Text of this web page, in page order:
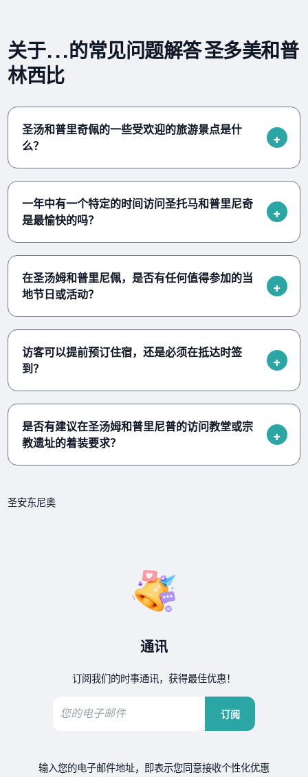
关于...的常见问题解答 圣多美和普
林西比
圣汤和普里奇佩的一些受欢迎的旅游景点是什
么？
一年中有一个特定的时间访问圣托马和普里尼奇
是最愉快的吗？
在圣汤姆和普里尼佩，是否有任何值得参加的当
地节日或活动？
访客可以提前预订住宿，还是必须在抵达时签
到？
是否有建议在圣汤姆和普里尼普的访问教堂或宗
教遗址的着装要求？
圣安东尼奥
通讯
订阅我们的时事通讯，获得最佳优惠！
订阅
输入您的电子邮件地址，即表示您同意接收个性化优惠